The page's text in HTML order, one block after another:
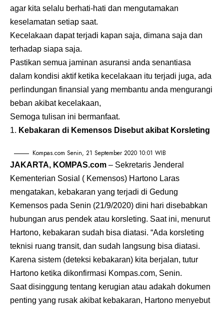
agar kita selalu berhati-hati dan mengutamakan
keselamatan setiap saat.
Kecelakaan dapat terjadi kapan saja, dimana saja dan
terhadap siapa saja.
Pastikan semua jaminan asuransi anda senantiasa
dalam kondisi aktif ketika kecelakaan itu terjadi juga, ada
perlindungan finansial yang membantu anda mengurangi
beban akibat kecelakaan,
Semoga tulisan ini bermanfaat.
Kebakaran di Kemensos Disebut akibat Korsleting
Kompas.com Senin, 21 September 2020 10:01 WIB
JAKARTA, KOMPAS.com – Sekretaris Jenderal
Kementerian Sosial ( Kemensos) Hartono Laras
mengatakan, kebakaran yang terjadi di Gedung
Kemensos pada Senin (21/9/2020) dini hari disebabkan
hubungan arus pendek atau korsleting. Saat ini, menurut
Hartono, kebakaran sudah bisa diatasi. “Ada korsleting
teknisi ruang transit, dan sudah langsung bisa diatasi.
Karena sistem (deteksi kebakaran) kita berjalan, tutur
Hartono ketika dikonfirmasi Kompas.com, Senin.
Saat disinggung tentang kerugian atau adakah dokumen
penting yang rusak akibat kebakaran, Hartono menyebut